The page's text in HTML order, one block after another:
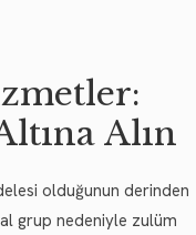
Alın
olduğunun derinden
grup nedeniyle zulüm